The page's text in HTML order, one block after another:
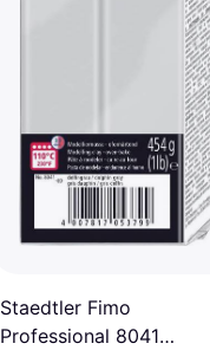
Staedtler Fimo
Professional 8041